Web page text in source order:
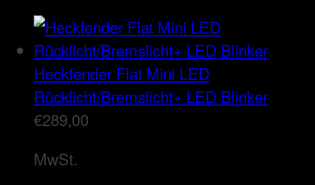
Heckfender Flat Mini LED
Rücklicht/Bremslicht+ LED Blinker
€289,00
MwSt.